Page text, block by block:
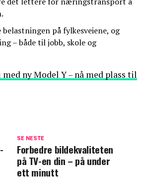
belastningen på fylkesveiene, og
– både til jobb, skole og
ny Model Y – nå med plass til
SE NESTE
Forbedre bildekvaliteten
på TV-en din – på under
ett minutt